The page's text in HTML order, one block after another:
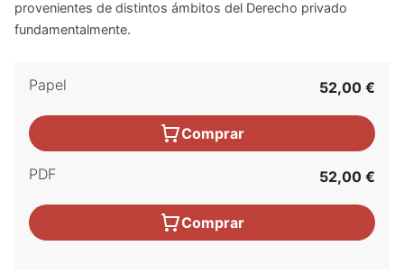
provenientes de distintos ámbitos del Derecho privado
fundamentalmente.
Papel 52,00 €
Comprar
PDF 52,00 €
Comprar